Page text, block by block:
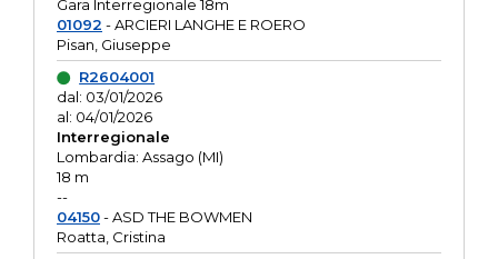
Gara Interregionale 18m
01092 - ARCIERI LANGHE E ROERO
Pisan, Giuseppe
R2604001
dal: 03/01/2026
al: 04/01/2026
Interregionale
Lombardia: Assago (MI)
18 m
--
04150- ASD THE BOWMEN
Roatta, Cristina